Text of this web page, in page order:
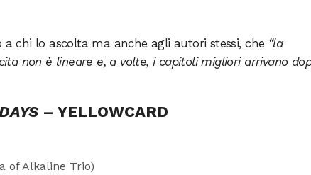
chi lo ascolta ma anche agli autori stessi, che “la
non è lineare e, a volte, i capitoli migliori arrivano
– YELLOWCARD
of Alkaline Trio)